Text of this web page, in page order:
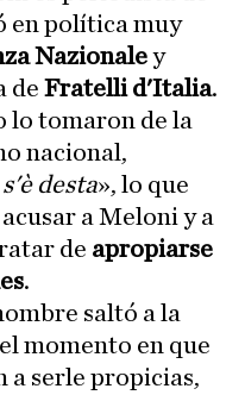
en política muy
Nazionaley
de Fratelli d'Italia.
lo tomaron de la
nacional,
desta», lo que
a Meloni y a
de apropiarse
.
saltó a la
momento en que
a serle propicias,